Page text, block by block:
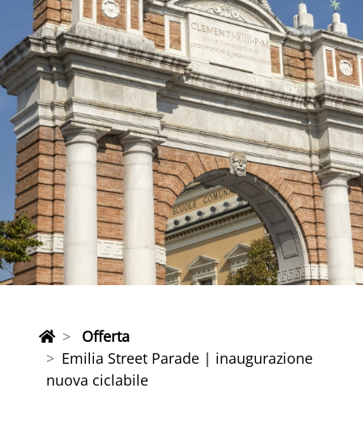
Offerta
Emilia Street Parade | inaugurazione
nuova ciclabile